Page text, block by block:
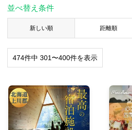
並べ替え条件
新しい順 距離順
474件中 301〜400件を表示